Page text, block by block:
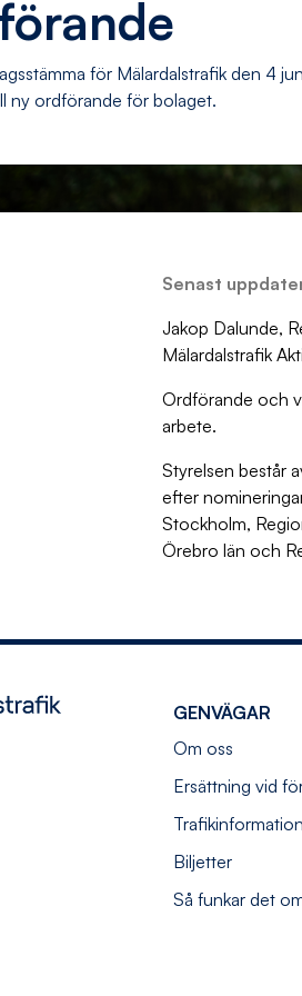
för Mälardalstrafik den 4
ny ordförande för bolaget.
Senast
Jakop Dalunde,
Mälardalstrafik
Ordförande och
arbete.
Styrelsen består
efter
Stockholm,
Örebro län och
GENVÄGAR
Om oss
Ersättning vid
Trafikinformation
Biljetter
Så funkar det